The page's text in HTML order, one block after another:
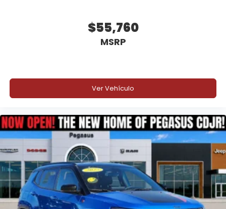
$55,760
MSRP
Ver Vehículo